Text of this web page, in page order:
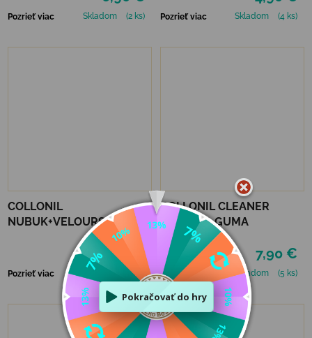
Pozrieť viac Skladom (2 ks) Pozrieť viac Skladom (4 ks)
COLLONIL
NUBUK+VELOURS
9,50 €
Pozrieť viac Skladom (>5 ks)
COLLONIL CLEANER
ČISTIACA GUMA
7,90 €
Pozrieť viac Skladom (5 ks)